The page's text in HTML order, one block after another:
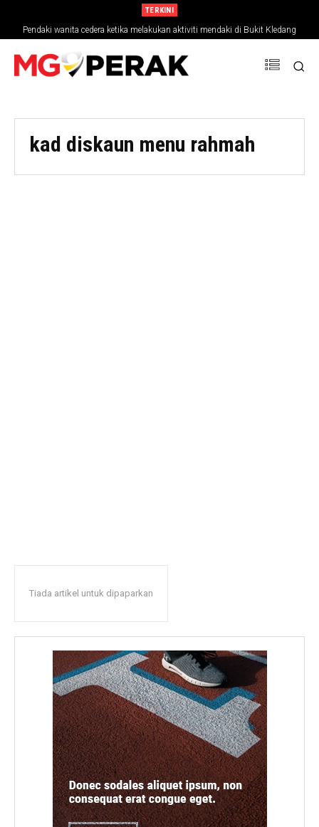
TERKINI
Pendaki wanita cedera ketika melakukan aktiviti mendaki di Bukit Kledang
kad diskaun menu rahmah
Tiada artikel untuk dipaparkan